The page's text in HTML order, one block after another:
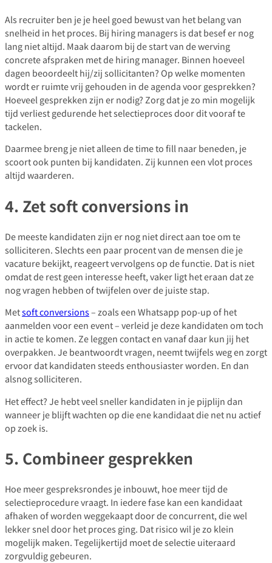
Als recruiter ben je je heel goed bewust van het belang van
snelheid in het proces. Bij hiring managers is dat besef er nog
lang niet altijd. Maak daarom bij de start van de werving
concrete afspraken met de hiring manager. Binnen hoeveel
dagen beoordeelt hij/zij sollicitanten? Op welke momenten
wordt er ruimte vrij gehouden in de agenda voor gesprekken?
Hoeveel gesprekken zijn er nodig? Zorg dat je zo min mogelijk
tijd verliest gedurende het selectieproces door dit vooraf te
tackelen.
Daarmee breng je niet alleen de time to fill naar beneden, je
scoort ook punten bij kandidaten. Zij kunnen een vlot proces
altijd waarderen.
4. Zet soft conversions in
De meeste kandidaten zijn er nog niet direct aan toe om te
solliciteren. Slechts een paar procent van de mensen die je
vacature bekijkt, reageert vervolgens op de functie. Dat is niet
omdat de rest geen interesse heeft, vaker ligt het eraan dat ze
nog vragen hebben of twijfelen over de juiste stap.
Metsoft conversions– zoals een Whatsapp pop-up of het
aanmelden voor een event – verleid je deze kandidaten om toch
in actie te komen. Ze leggen contact en vanaf daar kun jij het
overpakken. Je beantwoordt vragen, neemt twijfels weg en zorgt
ervoor dat kandidaten steeds enthousiaster worden. En dan
alsnog solliciteren.
Het effect? Je hebt veel sneller kandidaten in je pijplijn dan
wanneer je blijft wachten op die ene kandidaat die net nu actief
op zoek is.
5. Combineer gesprekken
Hoe meer gespreksrondes je inbouwt, hoe meer tijd de
selectieprocedure vraagt. In iedere fase kan een kandidaat
afhaken of worden weggekaapt door de concurrent, die wel
lekker snel door het proces ging. Dat risico wil je zo klein
mogelijk maken. Tegelijkertijd moet de selectie uiteraard
zorgvuldig gebeuren.